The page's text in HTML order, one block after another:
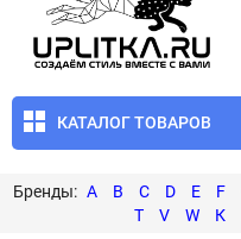
КАТАЛОГ ТОВАРОВ
A B C D E F
T
V W К